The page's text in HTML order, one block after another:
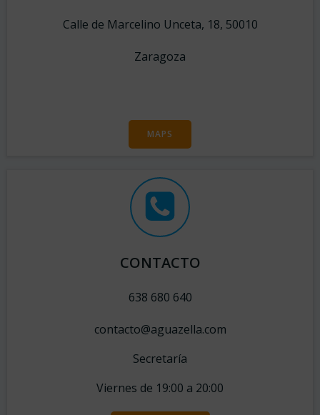
Calle de Marcelino Unceta, 18, 50010
Zaragoza
MAPS
CONTACTO
638 680 640
contacto@aguazella.com
Secretaría
Viernes de 19:00 a 20:00